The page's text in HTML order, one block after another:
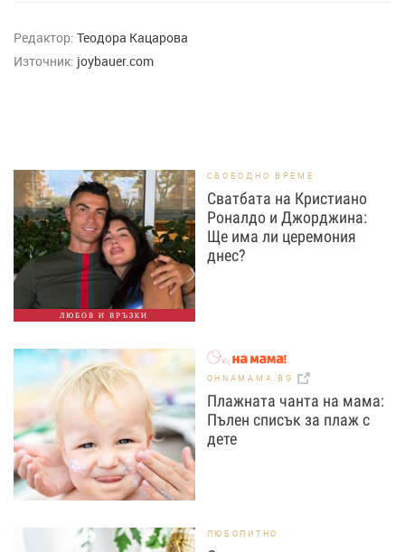
Редактор: Теодора Кацарова
Източник: joybauer.com
ЛЮБОВ И ВРЪЗКИ
СВОБОДНО ВРЕМЕ
Сватбата на Кристиано
Роналдо и Джорджина:
Ще има ли церемония
днес?
OHNAMAMA.BG
Плажната чанта на мама:
Пълен списък за плаж с
дете
ЛЮБОПИТНО